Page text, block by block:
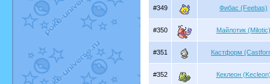
#349 Фибас (Feebas)
#350 Майлотик (Milotic)
#351 Кастформ
#352 Кеклеон